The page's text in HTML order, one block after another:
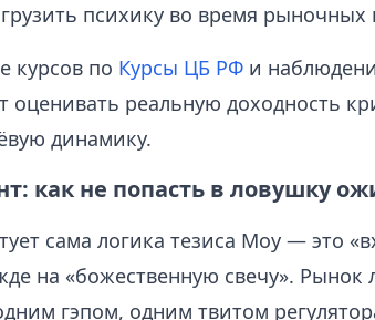
психику во время
курсов по Курсы ЦБ РФи
оценивать реальную доходность
динамику.
как не попасть в ловушку
сама логика тезиса Моу — это
на «божественную свечу». Рынок
гэпом, одним твитом